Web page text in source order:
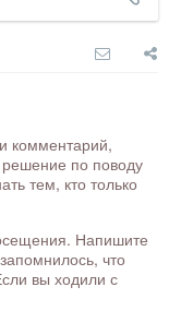
комментарий,
по поводу
тем, кто только
Напишите
что
вы ходили с